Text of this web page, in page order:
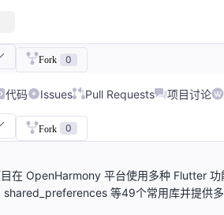
Fork 0
代码 Issues Pull Requests 项目讨论
Fork 0
在 OpenHarmony 平台使用多种 Flutter
等49个常用库并提供多